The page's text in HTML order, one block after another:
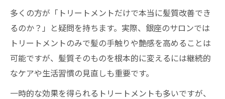
多くの方が「トリートメントだけで本当に髪質改善でき
るのか？」と疑問を持ちます。実際、銀座のサロンでは
トリートメントのみで髪の手触りや艶感を高めることは
可能ですが、髪質そのものを根本的に変えるには継続的
なケアや生活習慣の見直しも重要です。
一時的な効果を得られるトリートメントも多いですが、